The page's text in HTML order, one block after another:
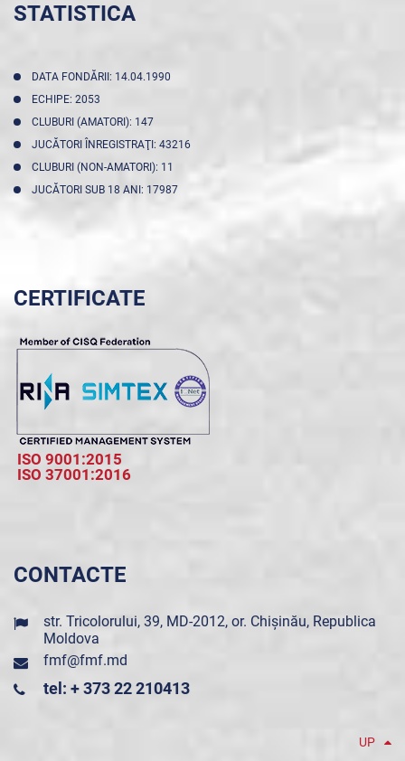
STATISTICA
DATA FONDĂRII: 14.04.1990
ECHIPE: 2053
CLUBURI (AMATORI): 147
JUCĂTORI ÎNREGISTRAŢI: 43216
CLUBURI (NON-AMATORI): 11
JUCĂTORI SUB 18 ANI: 17987
CERTIFICATE
ISO 9001:2015
ISO 37001:2016
CONTACTE
str. Tricolorului, 39, MD-2012, or. Chișinău, Republica
Moldova
fmf@fmf.md
tel: + 373 22 210413
UP